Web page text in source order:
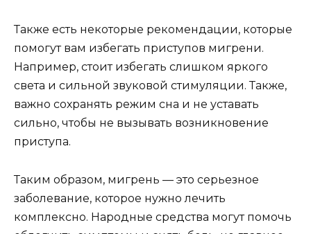
Также есть некоторые рекомендации, которые
помогут вам избегать приступов мигрени.
Например, стоит избегать слишком яркого
света и сильной звуковой стимуляции. Также,
важно сохранять режим сна и не уставать
сильно, чтобы не вызывать возникновение
приступа.
Таким образом, мигрень — это серьезное
заболевание, которое нужно лечить
комплексно. Народные средства могут помочь